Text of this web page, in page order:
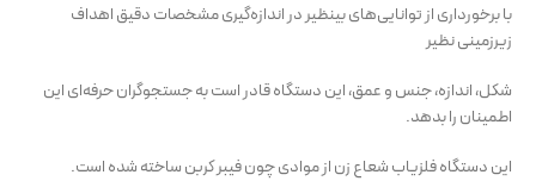
با برخورداری از توانایی‌های بینظیر در اندازه‌گیری مشخصات دقیق اهداف
زیرزمینی نظیر
شکل، اندازه، جنس و عمق، این دستگاه قادر است به جستجوگران حرفه‌ای این
اطمینان را بدهد.
این دستگاه فلزیاب شعاع زن از موادی چون فیبر کربن ساخته شده است.